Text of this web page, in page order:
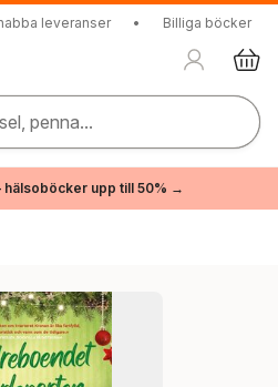
leveranser • Billiga böcker
penna...
hälsoböcker upp till 50% →